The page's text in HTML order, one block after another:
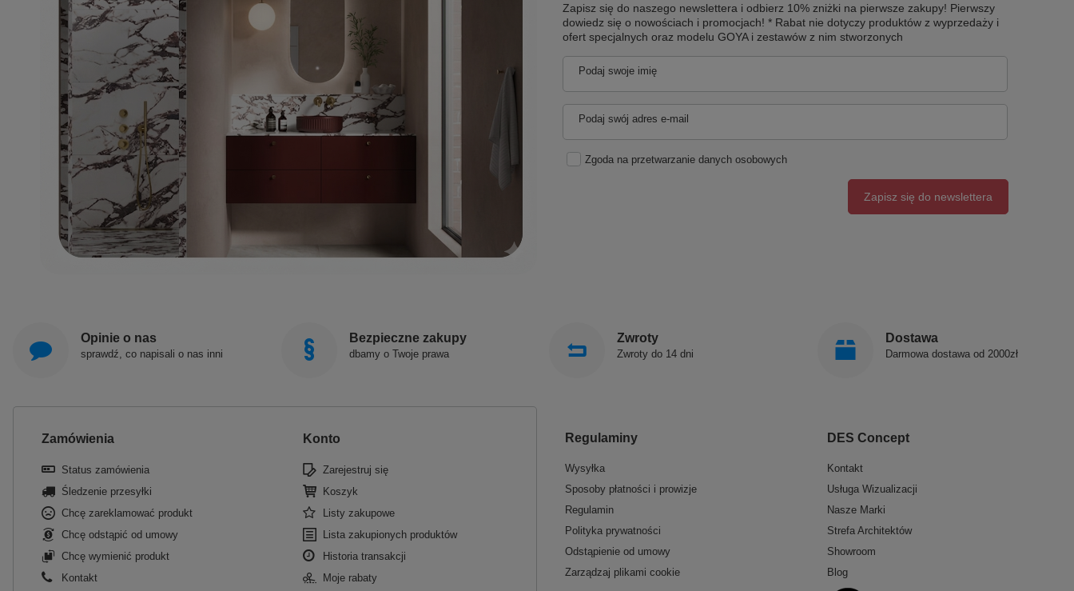
Zapisz się do naszego newslettera i odbierz 10% zniżki na pierwsze zakupy! Pierwszy
dowiedz się o nowościach i promocjach! * Rabat nie dotyczy produktów z wyprzedaży i
ofert specjalnych oraz modelu GOYA i zestawów z nim stworzonych
Podaj swoje imię
Podaj swój adres e-mail
Zgoda na przetwarzanie danych osobowych
Zapisz się do newslettera
Opinie o nas
sprawdź, co napisali o nas inni
Bezpieczne zakupy
dbamy o Twoje prawa
Zwroty
Zwroty do 14 dni
Dostawa
Darmowa dostawa od 2000zł
Zamówienia
Status zamówienia
Śledzenie przesyłki
Chcę zareklamować produkt
Chcę odstąpić od umowy
Chcę wymienić produkt
Kontakt
Konto
Zarejestruj się
Koszyk
Listy zakupowe
Lista zakupionych produktów
Historia transakcji
Moje rabaty
Regulaminy
Wysyłka
Sposoby płatności i prowizje
Regulamin
Polityka prywatności
Odstąpienie od umowy
Zarządzaj plikami cookie
DES Concept
Kontakt
Usługa Wizualizacji
Nasze Marki
Strefa Architektów
Showroom
Blog